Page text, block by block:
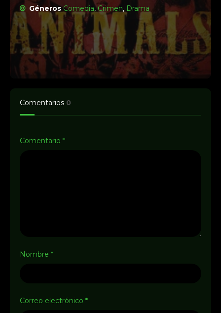
Géneros Comedia,Crimen, Drama
Comentarios 0
Comentario *
Nombre *
Correo electrónico *